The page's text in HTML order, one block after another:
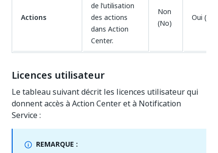
Actions
de l’utilisation
des actions
dans Action
Center.
Non
(No)
Oui
Licences utilisateur
Le tableau suivant décrit les licences utilisateur qui
donnent accès à Action Center et à Notification
Service :
REMARQUE :